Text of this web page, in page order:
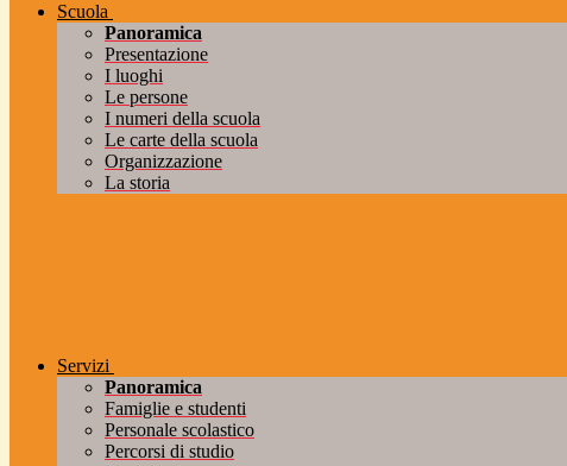
Scuola
Panoramica
Presentazione
I luoghi
Le persone
I numeri della scuola
Le carte della scuola
Organizzazione
La storia
Servizi
Panoramica
Famiglie e studenti
Personale scolastico
Percorsi di studio